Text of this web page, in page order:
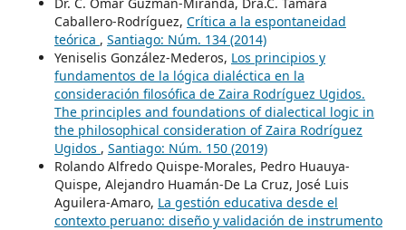
Caballero-Rodríguez, Crítica a la espontaneidad
teórica , Santiago: Núm. 134 (2014)
Yeniselis González-Mederos, Los principios y
fundamentos de la lógica dialéctica en la
consideración filosófica de Zaira Rodríguez Ugidos.
The principles and foundations of dialectical logic in
the philosophical consideration of Zaira Rodríguez
Ugidos , Santiago: Núm. 150 (2019)
Rolando Alfredo Quispe-Morales, Pedro Huauya-
Quispe, Alejandro Huamán-De La Cruz, José Luis
Aguilera-Amaro, La gestión educativa desde el
contexto peruano: diseño y validación de instrumento